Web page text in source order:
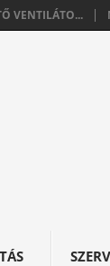
VENTILÁTO...